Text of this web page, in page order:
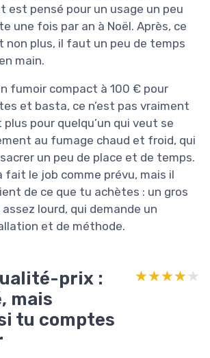
est pensé pour un usage un peu
une fois par an à Noël. Après, ce
non plus, il faut un peu de temps
main.
fumoir compact à 100 € pour
et basta, ce n’est pas vraiment
plus pour quelqu’un qui veut se
au fumage chaud et froid, qui
un peu de place et de temps.
fait le job comme prévu, mais il
de ce que tu achètes : un gros
lourd, qui demande un
et de méthode.
prix :
mais
tu comptes
★★★★★
★★★★★